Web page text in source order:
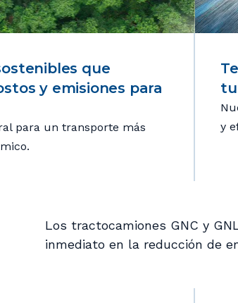
que
y emisiones para
para un transporte más
tu
y
Los tractocamiones GNC y
inmediato en la reducción de